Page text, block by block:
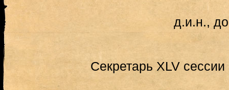
д.и.н.,
Секретарь XLV сессии